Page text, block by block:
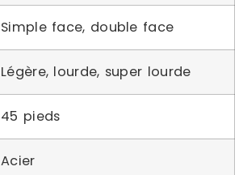
Simple face, double face
Légère, lourde, super lourde
45 pieds
Acier